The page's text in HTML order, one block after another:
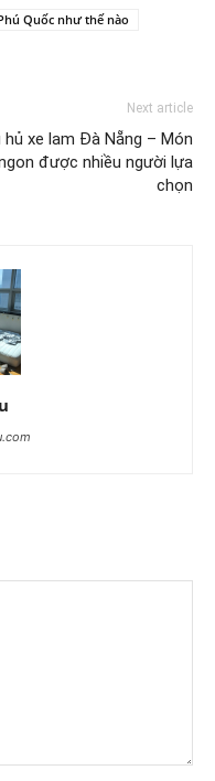
Quốc như thế nào
Next article
hủ xe lam Đà Nẵng – Món
được nhiều người lựa
chọn